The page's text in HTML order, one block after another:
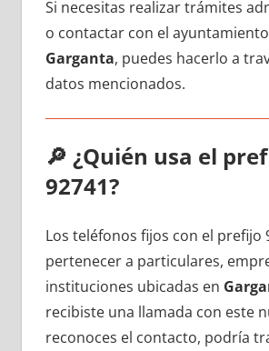
Si necesitas realizar trámites
ο contactar сοn el
Garganta, puedes hacerlo а
datos mencionados.
🔎 ¿Quién usa el
92741?
Los teléfonos fijos сοn el prefijo
pertenecer а particulares,
instituciones ubicadas en
recibiste una llamada сοn еstе
reconoces el contacto, podría